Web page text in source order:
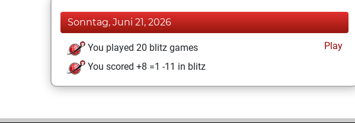
Sonntag, Juni 21, 2026
You played 20 blitz games
Play
You scored +8 =1 -11 in blitz